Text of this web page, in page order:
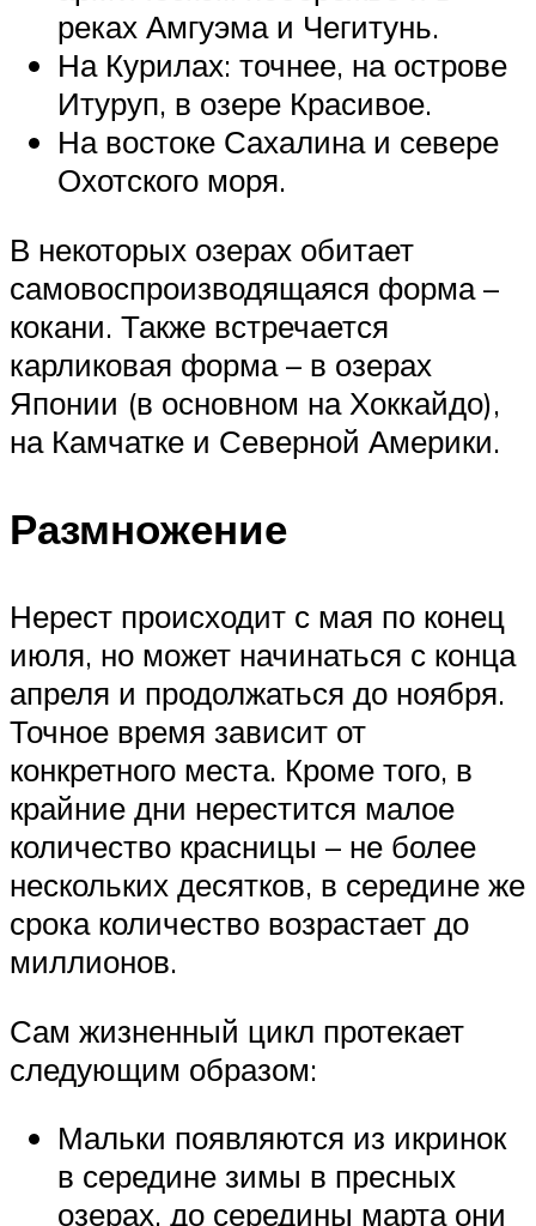
реках Амгуэма и Чегитунь.
На Курилах: точнее, на острове
Итуруп, в озере Красивое.
На востоке Сахалина и севере
Охотского моря.
В некоторых озерах обитает
самовоспроизводящаяся форма –
кокани. Также встречается
карликовая форма – в озерах
Японии (в основном на Хоккайдо),
на Камчатке и Северной Америки.
Размножение
Нерест происходит с мая по конец
июля, но может начинаться с конца
апреля и продолжаться до ноября.
Точное время зависит от
конкретного места. Кроме того, в
крайние дни нерестится малое
количество красницы – не более
нескольких десятков, в середине же
срока количество возрастает до
миллионов.
Сам жизненный цикл протекает
следующим образом:
Мальки появляются из икринок
в середине зимы в пресных
озерах, до середины марта они